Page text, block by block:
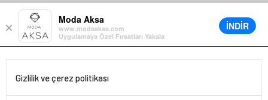
×
Moda Aksa
www.modaaksa.com
Uygulamaya Özel Fırsatları Yakala
İNDİR
0
Gizlilik ve çerez politikası